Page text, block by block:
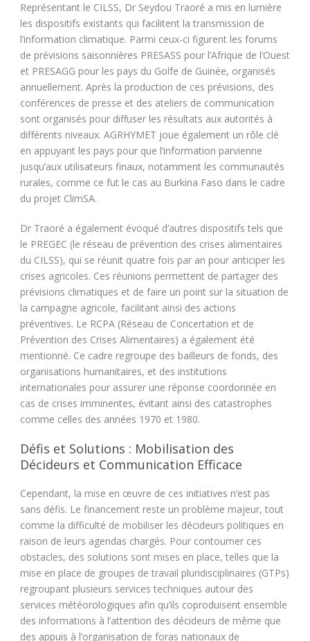
Représentant le CILSS, Dr Seydou Traoré a mis en lumière
les dispositifs existants qui facilitent la transmission de
l’information climatique. Parmi ceux-ci figurent les forums
de prévisions saisonnières PRESASS pour l’Afrique de l’Ouest
et PRESAGG pour les pays du Golfe de Guinée, organisés
annuellement. Après la production de ces prévisions, des
conférences de presse et des ateliers de communication
sont organisés pour diffuser les résultats aux autorités à
différents niveaux. AGRHYMET joue également un rôle clé
en appuyant les pays pour que l’information parvienne
jusqu’aux utilisateurs finaux, notamment les communautés
rurales, comme ce fut le cas au Burkina Faso dans le cadre
du projet ClimSA.
Dr Traoré a également évoqué d’autres dispositifs tels que
le PREGEC (le réseau de prévention des crises alimentaires
du CILSS), qui se réunit quatre fois par an pour anticiper les
crises agricoles. Ces réunions permettent de partager des
prévisions climatiques et de faire un point sur la situation de
la campagne agricole, facilitant ainsi des actions
préventives. Le RCPA (Réseau de Concertation et de
Prévention des Crises Alimentaires) a également été
mentionné. Ce cadre regroupe des bailleurs de fonds, des
organisations humanitaires, et des institutions
internationales pour assurer une réponse coordonnée en
cas de crises imminentes, évitant ainsi des catastrophes
comme celles des années 1970 et 1980.
Défis et Solutions : Mobilisation des
Décideurs et Communication Efficace
Cependant, la mise en œuvre de ces initiatives n’est pas
sans défis. Le financement reste un problème majeur, tout
comme la difficulté de mobiliser les décideurs politiques en
raison de leurs agendas chargés. Pour contourner ces
obstacles, des solutions sont mises en place, telles que la
mise en place de groupes de travail pluridisciplinaires (GTPs)
regroupant plusieurs services techniques autour des
services météorologiques afin qu’ils coproduisent ensemble
des informations à l’attention des décideurs de même que
des appuis à l’organisation de foras nationaux de